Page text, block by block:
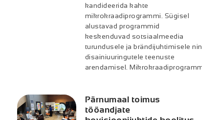
kandideerida kahte
mikrokraadiprogrammi. Sügisel
alustavad programmid
keskenduvad sotsiaalmeedia
turundusele ja brändijuhtimisele ning
disainiuuringutele teenuste
arendamisel. Mikrokraadiprogramm
Pärnumaal toimus
tööandjate